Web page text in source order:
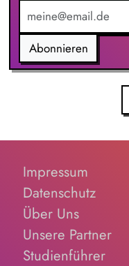
Abonnieren
Impressum
Datenschutz
Über Uns
Unsere Partner
Studienführer